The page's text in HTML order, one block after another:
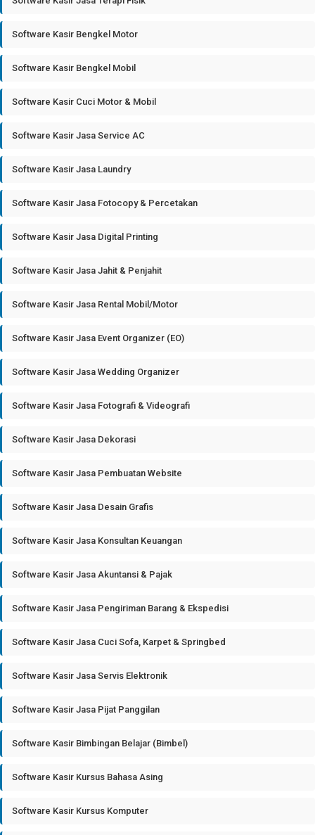
Software Kasir Bengkel Motor
Software Kasir Bengkel Mobil
Software Kasir Cuci Motor & Mobil
Software Kasir Jasa Service AC
Software Kasir Jasa Laundry
Software Kasir Jasa Fotocopy & Percetakan
Software Kasir Jasa Digital Printing
Software Kasir Jasa Jahit & Penjahit
Software Kasir Jasa Rental Mobil/Motor
Software Kasir Jasa Event Organizer (EO)
Software Kasir Jasa Wedding Organizer
Software Kasir Jasa Fotografi & Videografi
Software Kasir Jasa Dekorasi
Software Kasir Jasa Pembuatan Website
Software Kasir Jasa Desain Grafis
Software Kasir Jasa Konsultan Keuangan
Software Kasir Jasa Akuntansi & Pajak
Software Kasir Jasa Pengiriman Barang & Ekspedisi
Software Kasir Jasa Cuci Sofa, Karpet & Springbed
Software Kasir Jasa Servis Elektronik
Software Kasir Jasa Pijat Panggilan
Software Kasir Bimbingan Belajar (Bimbel)
Software Kasir Kursus Bahasa Asing
Software Kasir Kursus Komputer